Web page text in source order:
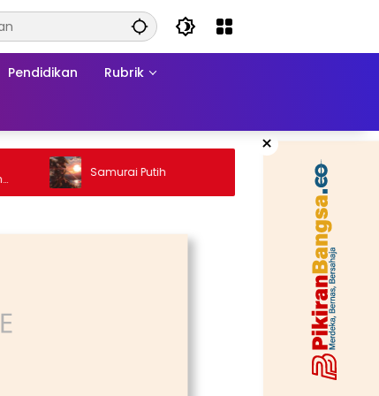
Pendidikan Rubrik
×
Samurai Putih